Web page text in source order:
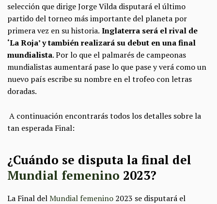
selección que dirige Jorge Vilda disputará el último
partido del torneo más importante del planeta por
primera vez en su historia. Inglaterra será el rival de
‘La Roja’ y también realizará su debut en una final
mundialista. Por lo que el palmarés de campeonas
mundialistas aumentará pase lo que pase y verá como un
nuevo país escribe su nombre en el trofeo con letras
doradas.
A continuación encontrarás todos los detalles sobre la
tan esperada Final:
¿Cuándo se disputa la final del
Mundial femenino 2023?
La Final delMundial femenino 2023 se disputará el